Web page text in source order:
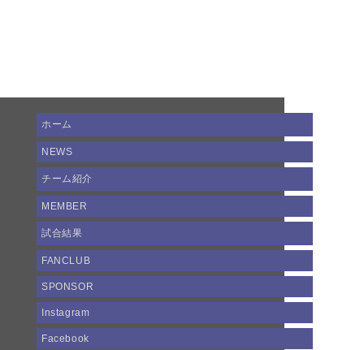
ホーム
NEWS
チーム紹介
MEMBER
試合結果
FANCLUB
SPONSOR
Instagram
Facebook